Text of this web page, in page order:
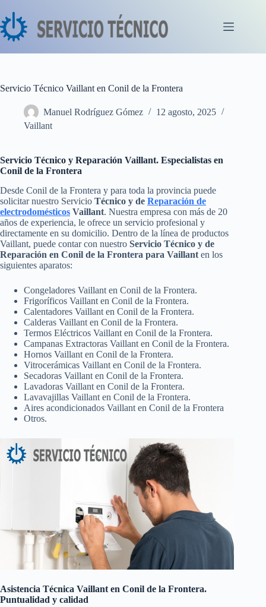
al
contenido
Servicio Técnico Vaillant en Conil de la Frontera
Manuel Rodríguez Gómez
12 agosto, 2025
Vaillant
Servicio Técnico y Reparación Vaillant. Especialistas en
Conil de la Frontera
Desde Conil de la Frontera y para toda la provincia puede
solicitar nuestro Servicio Técnico y de Reparación de
electrodomésticos Vaillant. Nuestra empresa con más de 20
años de experiencia, le ofrece un servicio profesional y
directamente en su domicilio. Dentro de la línea de productos
Vaillant, puede contar con nuestro Servicio Técnico y de
Reparación en Conil de la Frontera para Vaillant en los
siguientes aparatos:
Congeladores Vaillant en Conil de la Frontera.
Frigoríficos Vaillant en Conil de la Frontera.
Calentadores Vaillant en Conil de la Frontera.
Calderas Vaillant en Conil de la Frontera.
Termos Eléctricos Vaillant en Conil de la Frontera.
Campanas Extractoras Vaillant en Conil de la Frontera.
Hornos Vaillant en Conil de la Frontera.
Vitrocerámicas Vaillant en Conil de la Frontera.
Secadoras Vaillant en Conil de la Frontera.
Lavadoras Vaillant en Conil de la Frontera.
Lavavajillas Vaillant en Conil de la Frontera.
Aires acondicionados Vaillant en Conil de la Frontera
Otros.
Asistencia Técnica Vaillant en Conil de la Frontera.
Puntualidad y calidad